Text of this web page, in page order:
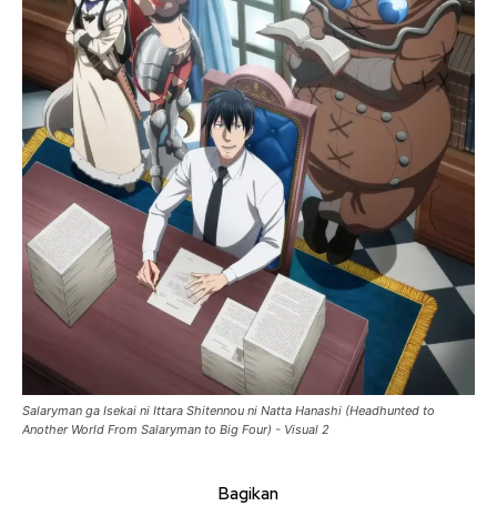
Salaryman ga Isekai ni Ittara Shitennou ni Natta Hanashi (Headhunted to
Another World From Salaryman to Big Four) - Visual 2
Bagikan